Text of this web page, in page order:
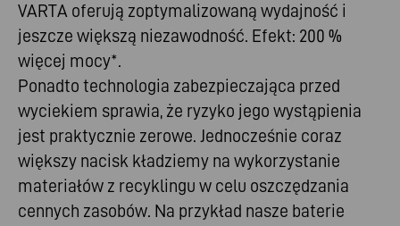
VARTA oferują zoptymalizowaną wydajność i
jeszcze większą niezawodność. Efekt: 200 %
więcej mocy*.
Ponadto technologia zabezpieczająca przed
wyciekiem sprawia, że ryzyko jego wystąpienia
jest praktycznie zerowe. Jednocześnie coraz
większy nacisk kładziemy na wykorzystanie
materiałów z recyklingu w celu oszczędzania
cennych zasobów. Na przykład nasze baterie